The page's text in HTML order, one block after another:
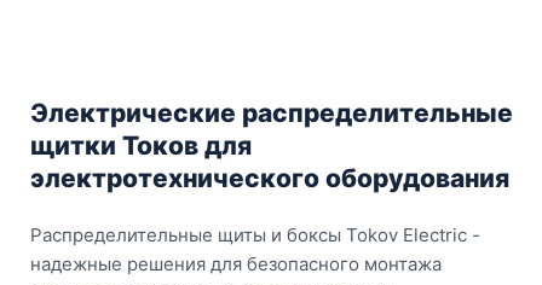
Электрические распределительные
щитки Токов для
электротехнического оборудования
Распределительные щиты и боксы Tokov Electric -
надежные решения для безопасного монтажа